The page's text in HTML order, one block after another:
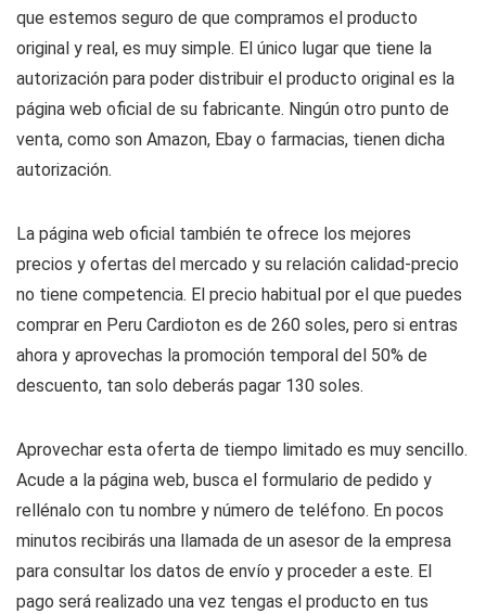
que estemos seguro de que compramos el producto
original y real, es muy simple. El único lugar que tiene la
autorización para poder distribuir el producto original es la
página web oficial de su fabricante. Ningún otro punto de
venta, como son Amazon, Ebay o farmacias, tienen dicha
autorización.
La página web oficial también te ofrece los mejores
precios y ofertas del mercado y su relación calidad-precio
no tiene competencia. El precio habitual por el que puedes
comprar en Peru Cardioton es de 260 soles, pero si entras
ahora y aprovechas la promoción temporal del 50% de
descuento, tan solo deberás pagar 130 soles.
Aprovechar esta oferta de tiempo limitado es muy sencillo.
Acude a la página web, busca el formulario de pedido y
rellénalo con tu nombre y número de teléfono. En pocos
minutos recibirás una llamada de un asesor de la empresa
para consultar los datos de envío y proceder a este. El
pago será realizado una vez tengas el producto en tus